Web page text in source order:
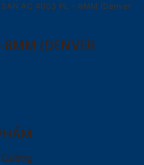
SAN AC 4003 PL – 8MM (Denver
(DENVER
Cường